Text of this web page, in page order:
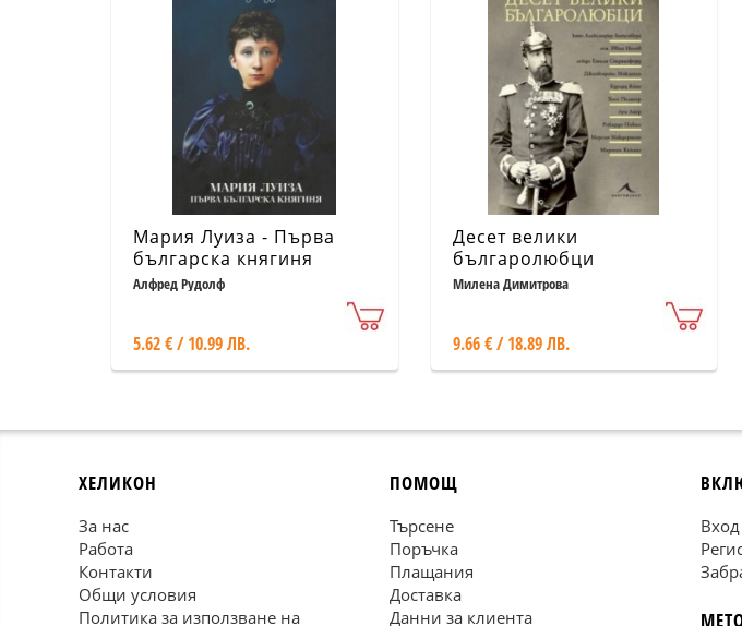
Мария Луиза - Първа
българска княгиня
Алфред Рудолф
5.62 € / 10.99 ЛВ.
Десет велики
българолюбци
Милена Димитрова
9.66 € / 18.89 ЛВ.
ХЕЛИКОН
За нас
Работа
Контакти
Общи условия
Политика за използване на
ПОМОЩ
Търсене
Поръчка
Плащания
Доставка
Данни за клиента
Вход